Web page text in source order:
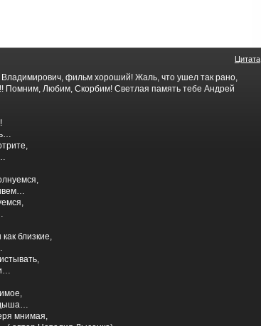
Цитата
фильм хороший! Жаль, что ушел так рано,
Помним, Любим, Скорбим! Светлая память тебе Андрей
близкие,
дыша…
мнимая,